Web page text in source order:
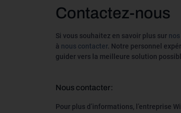
Contactez-nous
Si vous souhaitez en savoir plus sur
à nous contacter. Notre personnel
guider vers la meilleure solution
Nous contacter:
Pour plus d’informations, l’entreprise